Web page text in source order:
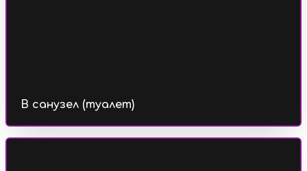
В санузел (туалет)